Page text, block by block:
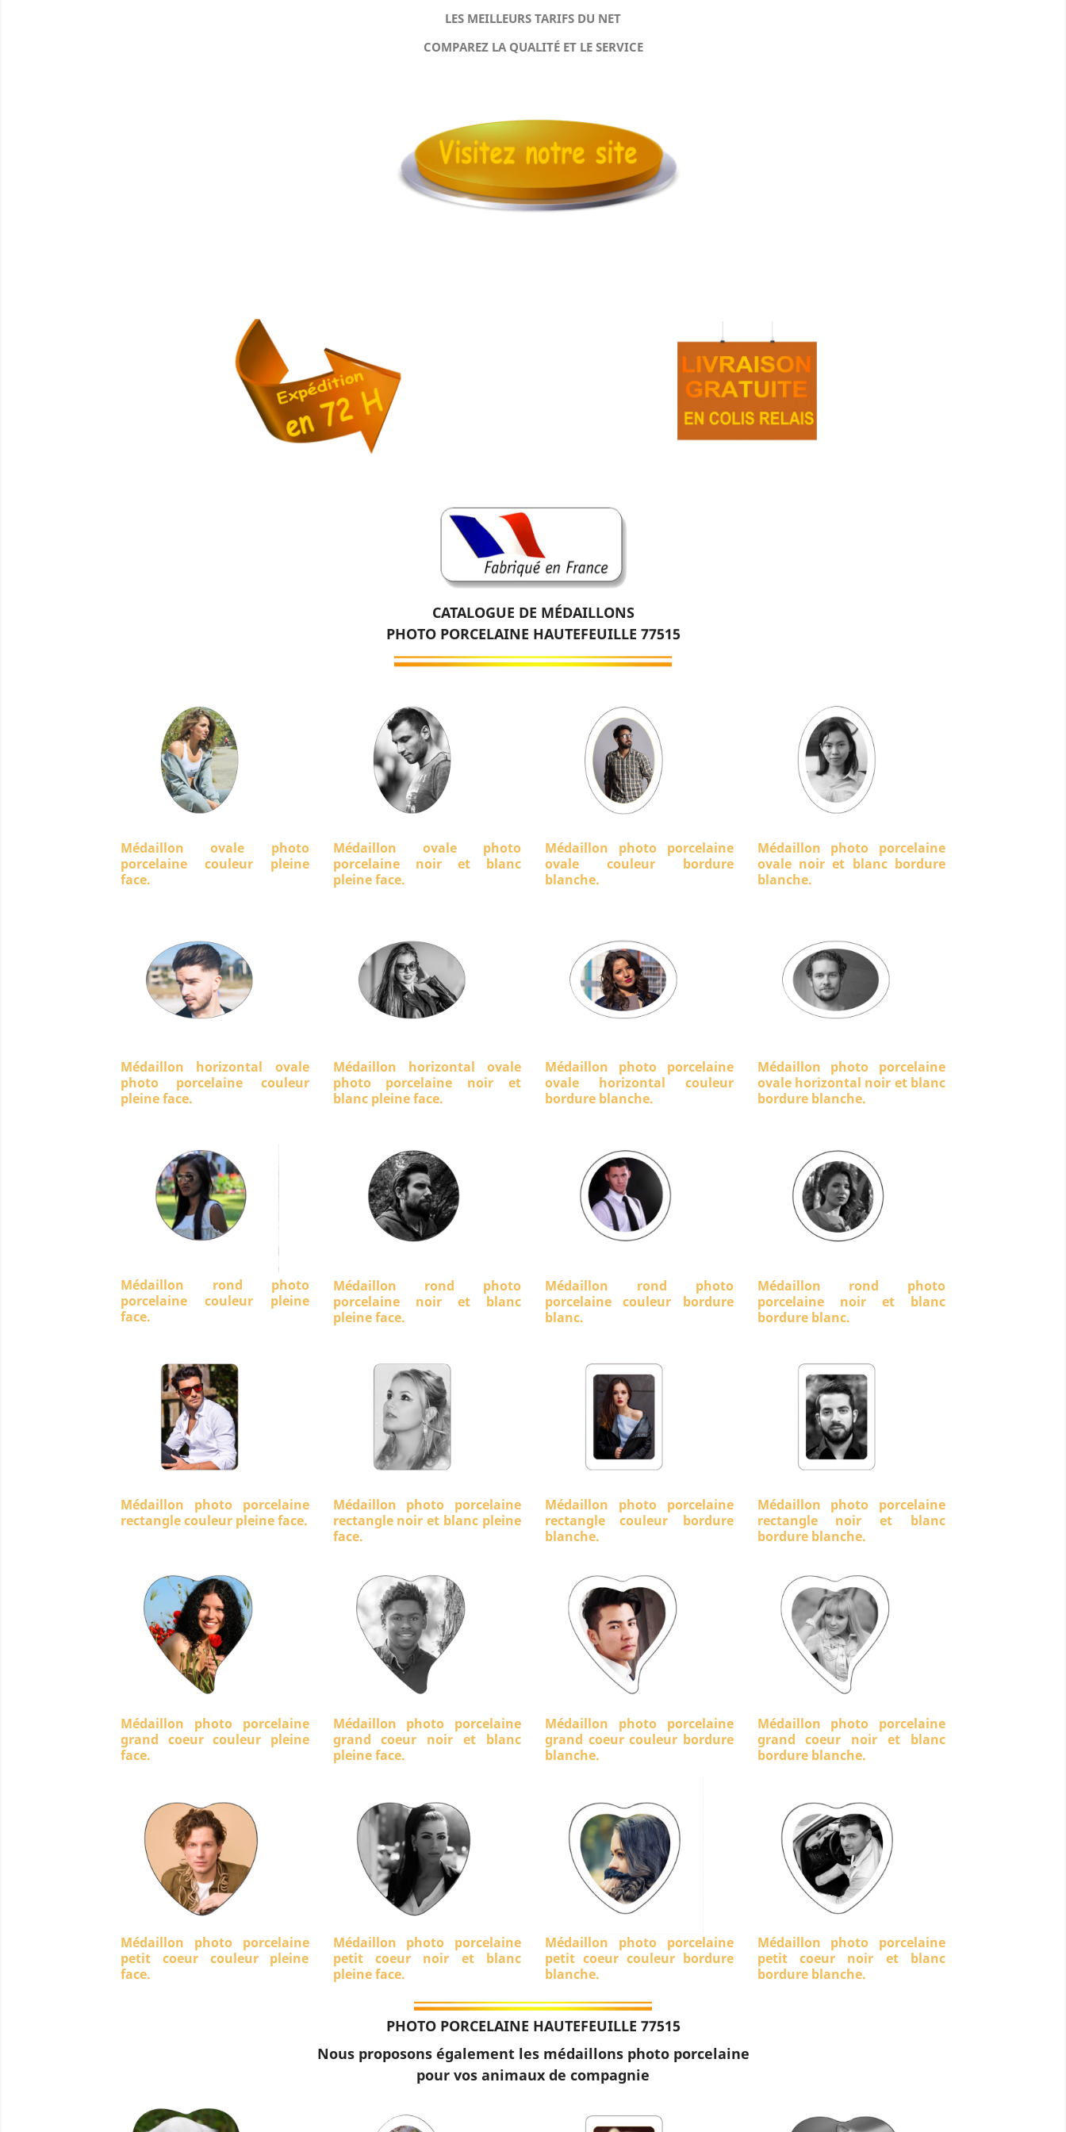
LES MEILLEURS TARIFS DU NET
COMPAREZ LA QUALITÉ ET LE SERVICE
CATALOGUE DE MÉDAILLONS
PHOTO PORCELAINE HAUTEFEUILLE 77515
Médaillon ovale photo
porcelaine couleur pleine
face.
Médaillon ovale photo
porcelaine noir et blanc
pleine face.
Médaillon photo porcelaine
ovale couleur bordure
blanche.
Médaillon photo porcelaine
ovale noir et blanc bordure
blanche.
Médaillon horizontal ovale
photo porcelaine couleur
pleine face.
Médaillon horizontal ovale
photo porcelaine noir et
blanc pleine face.
Médaillon photo porcelaine
ovale horizontal couleur
bordure blanche.
Médaillon photo porcelaine
ovale horizontal noir et blanc
bordure blanche.
Médaillon rond photo
porcelaine couleur pleine
face.
Médaillon rond photo
porcelaine noir et blanc
pleine face.
Médaillon rond photo
porcelaine couleur bordure
blanc.
Médaillon rond photo
porcelaine noir et blanc
bordure blanc.
Médaillon photo porcelaine
rectangle couleur pleine face.
Médaillon photo porcelaine
rectangle noir et blanc pleine
face.
Médaillon photo porcelaine
rectangle couleur bordure
blanche.
Médaillon photo porcelaine
rectangle noir et blanc
bordure blanche.
Médaillon photo porcelaine
grand coeur couleur pleine
face.
Médaillon photo porcelaine
grand coeur noir et blanc
pleine face.
Médaillon photo porcelaine
grand coeur couleur bordure
blanche.
Médaillon photo porcelaine
grand coeur noir et blanc
bordure blanche.
Médaillon photo porcelaine
petit coeur couleur pleine
face.
Médaillon photo porcelaine
petit coeur noir et blanc
pleine face.
Médaillon photo porcelaine
petit coeur couleur bordure
blanche.
Médaillon photo porcelaine
petit coeur noir et blanc
bordure blanche.
PHOTO PORCELAINE HAUTEFEUILLE 77515
Nous proposons également les médaillons photo porcelaine
pour vos animaux de compagnie